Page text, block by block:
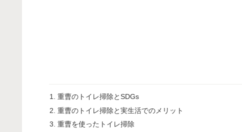
重曹のトイレ掃除とSDGs
重曹のトイレ掃除と実生活でのメリット
重曹を使ったトイレ掃除